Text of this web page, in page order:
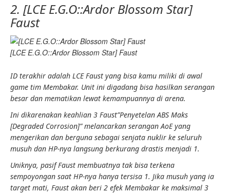
2. [LCE E.G.O::Ardor Blossom Star]
Faust
[LCE E.G.O::Ardor Blossom Star] Faust
ID terakhir adalah LCE Faust yang bisa kamu miliki di awal
game tim Membakar. Unit ini digadang bisa hasilkan serangan
besar dan mematikan lewat kemampuannya di arena.
Ini dikarenakan keahlian 3 Faust”Penyetelan ABS Maks
[Degraded Corrosion]” melancarkan seranganAoEyang
mengerikan dan berguna sebagai senjata nuklir ke seluruh
musuh dan HP-nya langsung berkurang drastis menjadi 1.
Uniknya, pasif Faust membuatnya tak bisa terkena
sempoyongan saat HP-nya hanya tersisa 1. Jika musuh yang ia
target mati, Faust akan beri 2 efek Membakar ke maksimal 3